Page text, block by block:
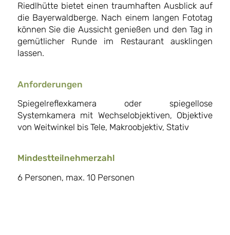
Riedlhütte bietet einen traumhaften Ausblick auf
die Bayerwaldberge. Nach einem langen Fototag
können Sie die Aussicht genießen und den Tag in
gemütlicher Runde im Restaurant ausklingen
lassen.
Anforderungen
Spiegelreflexkamera oder spiegellose
Systemkamera mit Wechselobjektiven, Objektive
von Weitwinkel bis Tele, Makroobjektiv, Stativ
Mindestteilnehmerzahl
6 Personen, max. 10 Personen